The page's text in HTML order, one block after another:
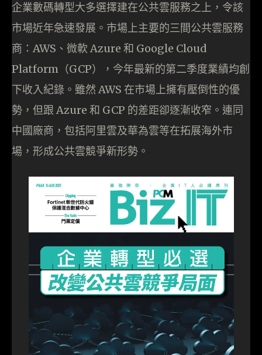
企業數碼轉型大多選擇建在公共雲服務之上，令該
市場近年急速發展。市場上主要的三間公共雲服務
商：AWS、微軟 Azure 和 Google Cloud
Platform（GCP），今年最新的第二季度業績均創
下收入紀錄。雖然 AWS 在市場上擁有壓倒性的優
勢，但跟 Azure 和 GCP 的差距卻逐漸收窄。連同
中國廠商，包括阿里雲及華為雲等在拓展海外市
場，形成公共雲競爭新形勢。